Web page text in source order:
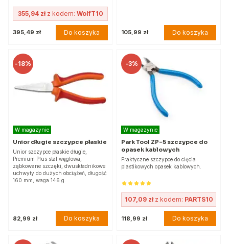
355,94 złz kodem: WolfT10
395,49 zł Do koszyka 105,99 zł Do koszyka
-18%
W magazynie
Unior długie szczypce płaskie
Unior szczypce płaskie długie,
Premium Plus stal węglowa,
ząbkowane szczęki, dwuskładnikowe
uchwyty do dużych obciążeń, długość
160 mm, waga 146 g.
82,99 zł Do koszyka
-3%
W magazynie
Park Tool ZP-5 szczypce do
opasek kablowych
Praktyczne szczypce do cięcia
plastikowych opasek kablowych.
107,09 złz kodem: PARTS10
118,99 zł Do koszyka